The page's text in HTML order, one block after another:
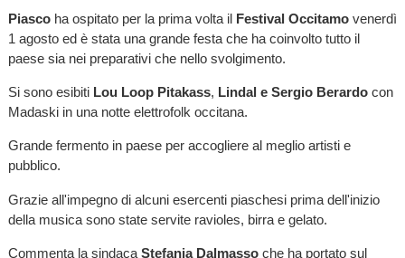
Piascoha ospitato per la prima volta ilFestival Occitamovenerdì
1 agosto ed è stata una grande festa che ha coinvolto tutto il
paese sia nei preparativi che nello svolgimento.
Si sono esibiti Lou Loop Pitakass, Lindal e Sergio Berardocon
Madaski in una notte elettrofolk occitana.
Grande fermento in paese per accogliere al meglio artisti e
pubblico.
Grazie all'impegno di alcuni esercenti piaschesi prima dell'inizio
della musica sono state servite ravioles, birra e gelato.
Commenta la sindaca Stefania Dalmassoche ha portato sul